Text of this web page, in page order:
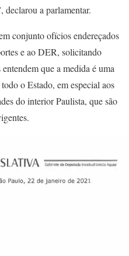
, declarou a parlamentar.
conjunto ofícios endereçados
e ao DER, solicitando
que a medida é uma
o Estado, em especial aos
do interior Paulista, que são